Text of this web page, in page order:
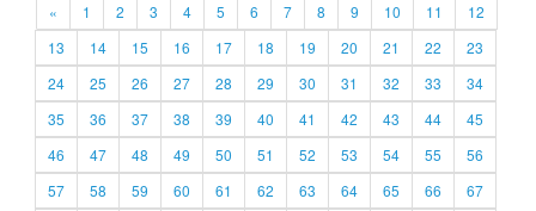
« 1 2 3 4 5 6 7 8 9 10 11
12
13
14 15 16 17 18 19 20 21 22
23
24
25 26 27 28 29 30 31 32 33
34
35
36 37 38 39 40 41 42 43 44
45
46
47 48 49 50 51 52 53 54 55
56
57
58 59 60 61 62 63 64 65 66
67